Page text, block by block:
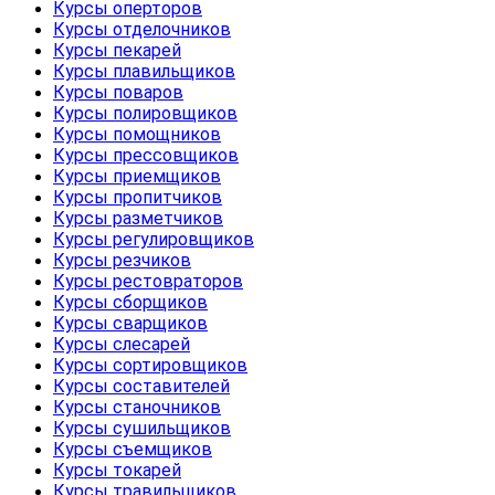
Курсы оперторов
Курсы отделочников
Курсы пекарей
Курсы плавильщиков
Курсы поваров
Курсы полировщиков
Курсы помощников
Курсы прессовщиков
Курсы приемщиков
Курсы пропитчиков
Курсы разметчиков
Курсы регулировщиков
Курсы резчиков
Курсы рестовраторов
Курсы сборщиков
Курсы сварщиков
Курсы слесарей
Курсы сортировщиков
Курсы составителей
Курсы станочников
Курсы сушильщиков
Курсы съемщиков
Курсы токарей